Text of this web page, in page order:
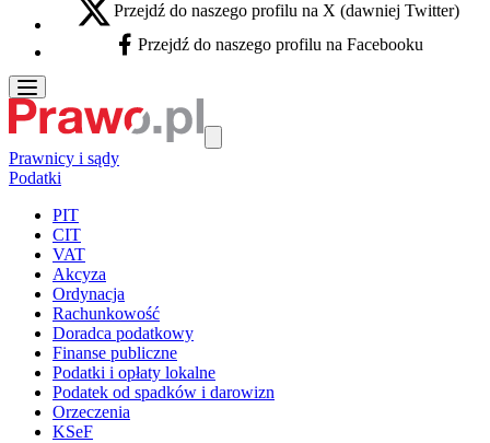
X - otwiera się w nowej karcie
Przejdź do naszego profilu na X (dawniej Twitter)
Facebook - otwiera się w nowej karcie
Przejdź do naszego profilu na Facebooku
Prawnicy i sądy
Podatki
PIT
CIT
VAT
Akcyza
Ordynacja
Rachunkowość
Doradca podatkowy
Finanse publiczne
Podatki i opłaty lokalne
Podatek od spadków i darowizn
Orzeczenia
KSeF